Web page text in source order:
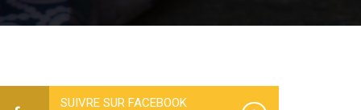
SUIVRE SUR FACEBOOK